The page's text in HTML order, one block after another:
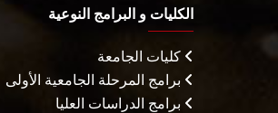
الكليات و البرامج النوعية
كليات الجامعة
برامج المرحلة الجامعية الأولى
برامج الدراسات العليا